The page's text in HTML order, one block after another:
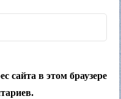
сайта в этом браузере